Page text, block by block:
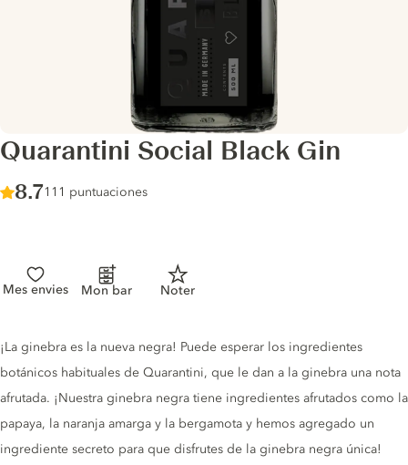
Quarantini Social Black Gin
Score :
8.7/ 10
111 puntuaciones
Mes envies Mon bar Noter
Gin description
¡La ginebra es la nueva negra! Puede esperar los ingredientes
botánicos habituales de Quarantini, que le dan a la ginebra una nota
afrutada. ¡Nuestra ginebra negra tiene ingredientes afrutados como la
papaya, la naranja amarga y la bergamota y hemos agregado un
ingrediente secreto para que disfrutes de la ginebra negra única!